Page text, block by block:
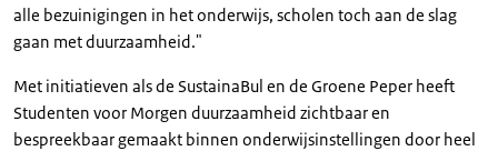
alle bezuinigingen in het onderwijs, scholen toch aan de slag
gaan met duurzaamheid."
Met initiatieven als de SustainaBul en de Groene Peper heeft
Studenten voor Morgen duurzaamheid zichtbaar en
bespreekbaar gemaakt binnen onderwijsinstellingen door heel